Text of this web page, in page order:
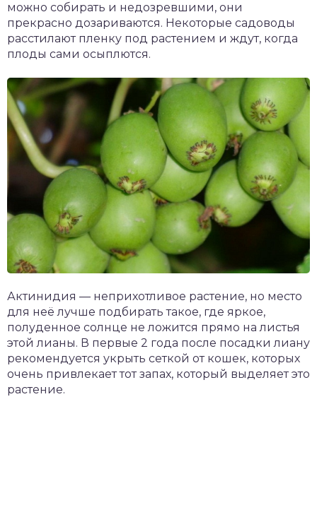
можно собирать и недозревшими, они
прекрасно дозариваются. Некоторые садоводы
расстилают пленку под растением и ждут, когда
плоды сами осыплются.
Актинидия — неприхотливое растение, но место
для неё лучше подбирать такое, где яркое,
полуденное солнце не ложится прямо на листья
этой лианы. В первые 2 года после посадки лиану
рекомендуется укрыть сеткой от кошек, которых
очень привлекает тот запах, который выделяет это
растение.